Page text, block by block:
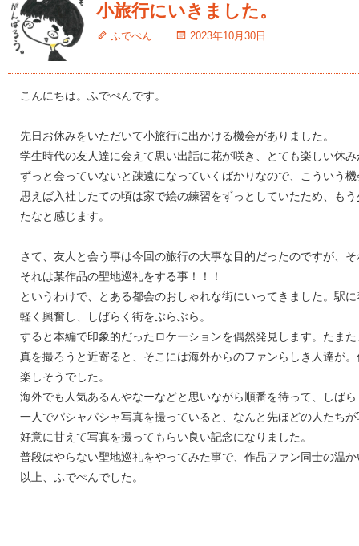
小旅行にいきました。
ふでぺん 2023年10月30日
こんにちは。ふでぺんです。
先日お休みをいただいて小旅行に出かける機会がありました。
学生時代の友人達に会えて思い出話に花が咲き、とても楽しい休
ずっと会っていないと疎遠になっていくばかりなので、こういう
思えば入社したての頃は家で絵の練習をずっとしていたため、も
たなと感じます。
さて、友人と会う事は今回の旅行の大事な目的だったのですが、
それは某作品の聖地巡礼をする事！！！
というわけで、とある都会のおしゃれな街にいってきました。駅
軽く興奮し、しばらく街をぶらぶら。
すると本編で印象的だったロケーションを偶然発見します。たま
真を撮ろうと近寄ると、そこには海外からのファンらしき人達が
楽しそうでした。
海外でも人気あるんやなーなどと思いながら順番を待って、しば
一人でパシャパシャ写真を撮っていると、なんと先ほどの人たち
好意に甘えて写真を撮ってもらい良い記念になりました。
普段はやらない聖地巡礼をやってみた事で、作品ファン同士の温
以上、ふでぺんでした。